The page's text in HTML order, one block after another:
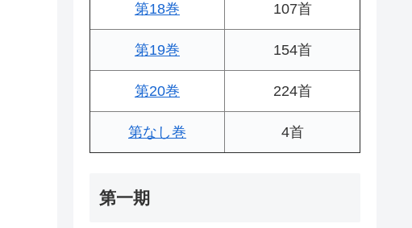
第18巻 107首
第19巻 154首
第20巻 224首
第なし巻 4首
第一期